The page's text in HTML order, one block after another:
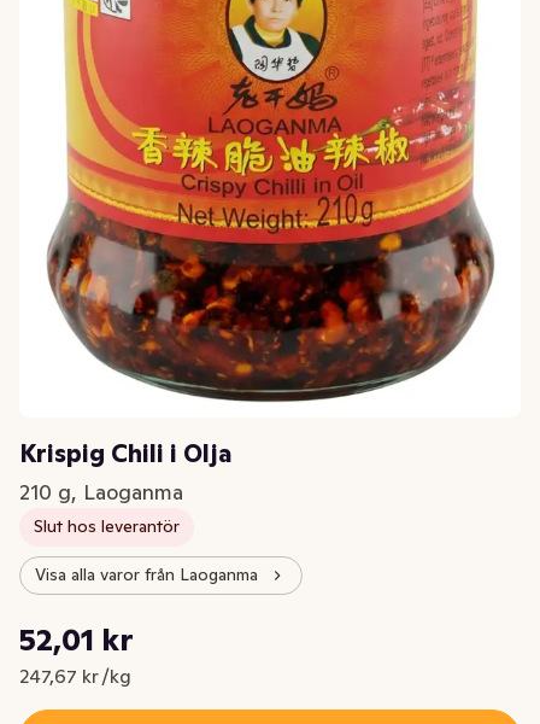
Krispig Chili i Olja
210 g, Laoganma
Slut hos leverantör
Visa alla varor från Laoganma
Nuvarande pris är: 52,01 kr
52,01 kr
247,67 kr /kg
Styckpris: 247,67 kr /kg